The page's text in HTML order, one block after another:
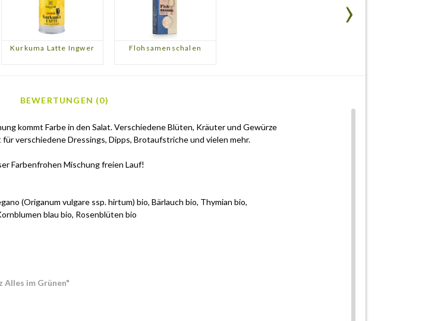
Kurkuma Latte Ingwer Flohsamenschalen
BEWERTUNGEN (0)
kommt Farbe in den Salat. Verschiedene Blüten, Kräuter und Gewürze
verschiedene Dressings, Dipps, Brotaufstriche und vielen mehr.
Farbenfrohen Mischung freien Lauf!
(Origanum vulgare ssp. hirtum) bio, Bärlauch bio, Thymian bio,
blau bio, Rosenblüten bio
Alles im Grünen"